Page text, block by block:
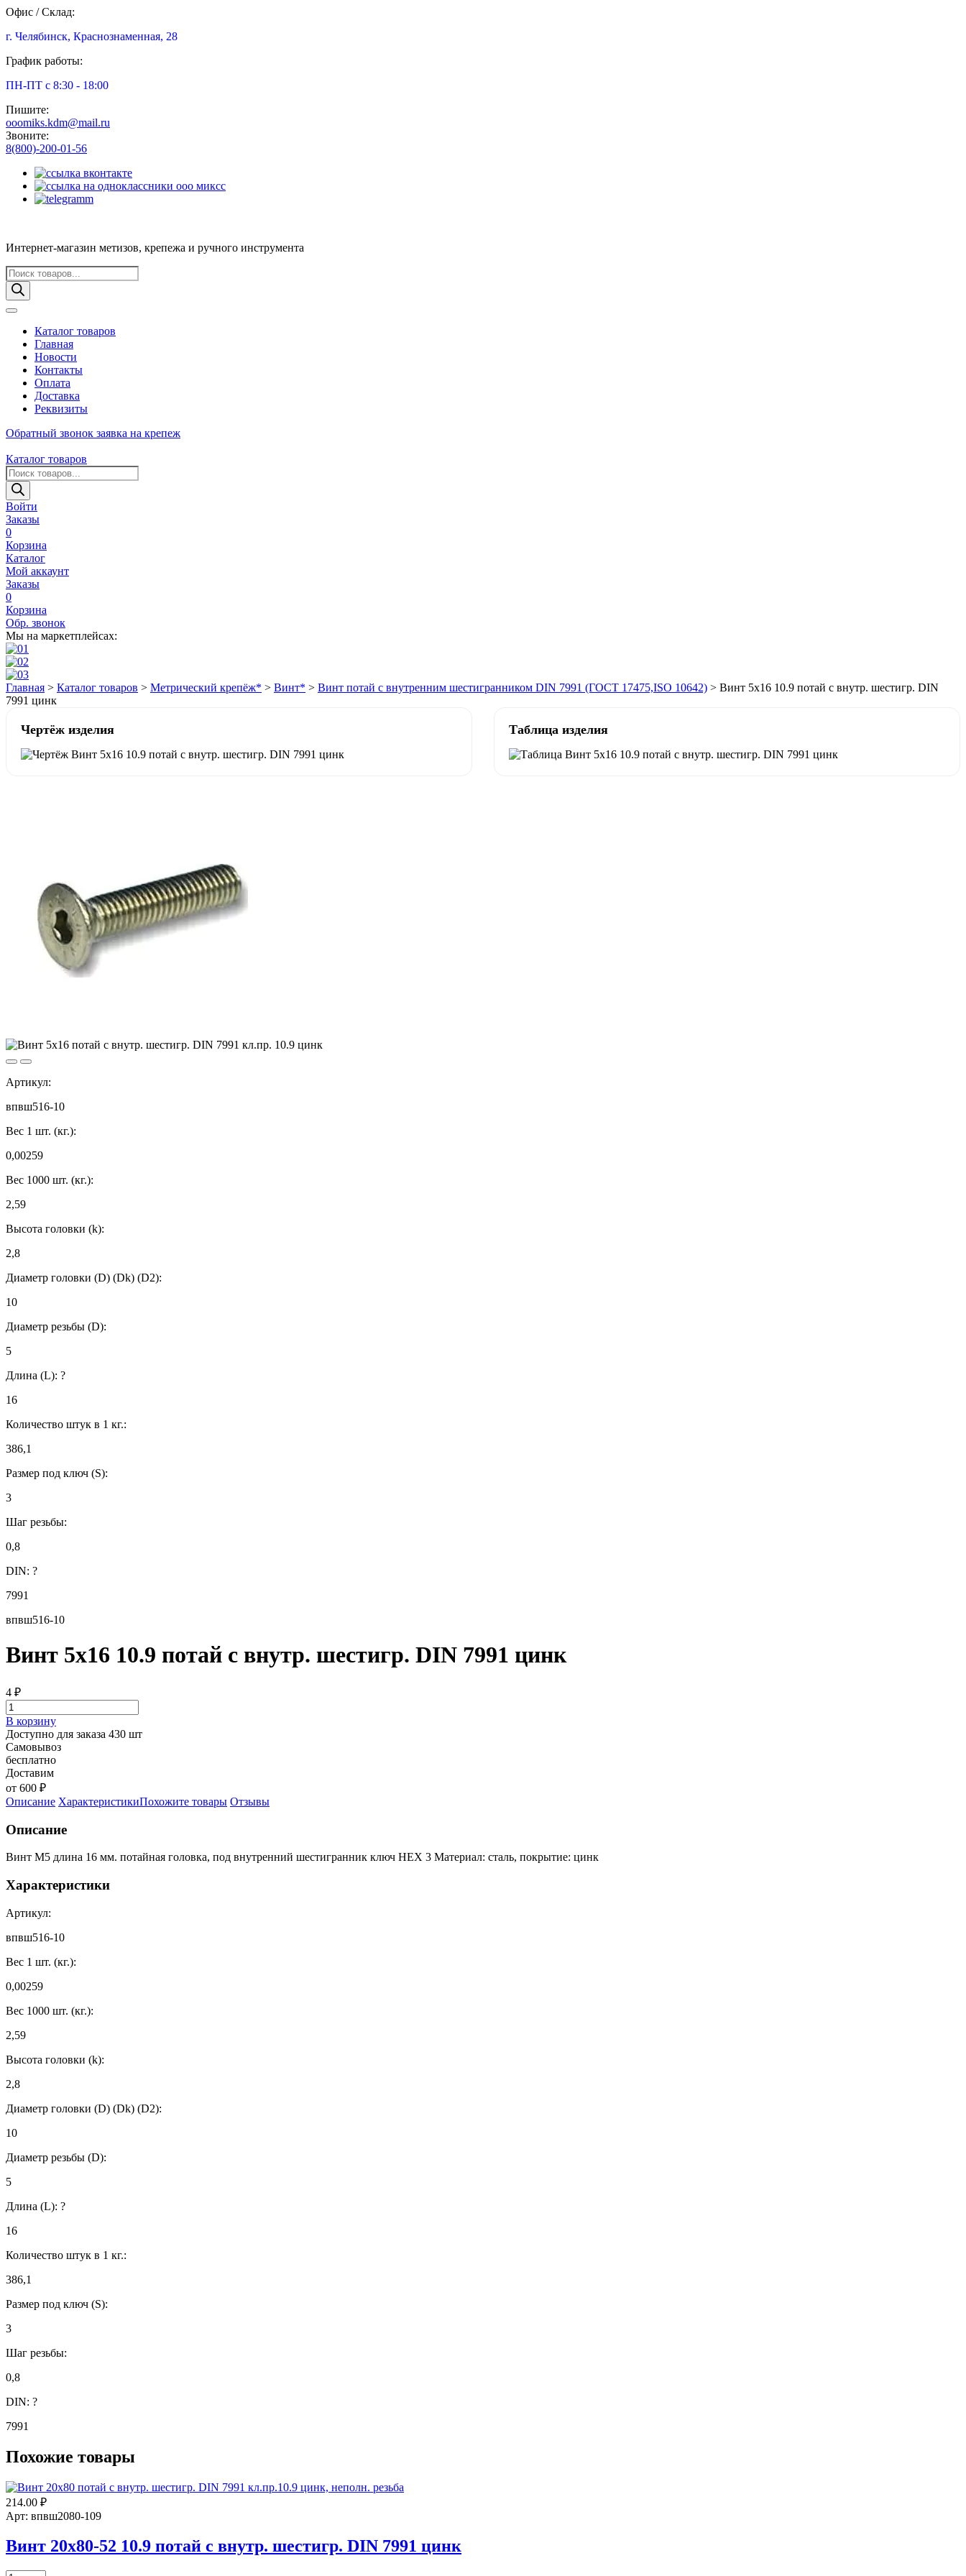
Офис / Склад:
г. Челябинск, Краснознаменная, 28
График работы:
ПН-ПТ с 8:30 - 18:00
Пишите:
ooomiks.kdm@mail.ru
Звоните:
8(800)-200-01-56
Интернет-магазин метизов, крепежа и ручного инструмента
Поиск
товаров
Каталог товаров
Главная
Новости
Контакты
Оплата
Доставка
Реквизиты
Обратный звонок заявка на крепеж
Каталог товаров
Поиск
товаров
Войти
Заказы
0
Корзина
Каталог
Мой аккаунт
Заказы
0
Корзина
Обр. звонок
Мы на маркетплейсах:
Главная > Каталог товаров > Метрический крепёж* > Винт* > Винт потай с внутренним шестигранником DIN 7991 (ГОСТ 17475,ISO 10642) > Винт 5х16 10.9 потай с внутр. шестигр. DIN
7991 цинк
Чертёж изделия Таблица изделия
Артикул:
впвш516-10
Вес 1 шт. (кг.):
0,00259
Вес 1000 шт. (кг.):
2,59
Высота головки (k):
2,8
Диаметр головки (D) (Dk) (D2):
10
Диаметр резьбы (D):
5
Длина (L): ?
16
Количество штук в 1 кг.:
386,1
Размер под ключ (S):
3
Шаг резьбы:
0,8
DIN: ?
7991
впвш516-10
Винт 5х16 10.9 потай с внутр. шестигр. DIN 7991 цинк
4 ₽
В корзину
Доступно для заказа 430 шт
Самовывоз
бесплатно
Доставим
от 600 ₽
Описание ХарактеристикиПохожите товары Отзывы
Описание
Винт М5 длина 16 мм. потайная головка, под внутренний шестигранник ключ HEX 3 Материал: сталь, покрытие: цинк
Характеристики
Артикул:
впвш516-10
Вес 1 шт. (кг.):
0,00259
Вес 1000 шт. (кг.):
2,59
Высота головки (k):
2,8
Диаметр головки (D) (Dk) (D2):
10
Диаметр резьбы (D):
5
Длина (L): ?
16
Количество штук в 1 кг.:
386,1
Размер под ключ (S):
3
Шаг резьбы:
0,8
DIN: ?
7991
Похожие товары
214.00 ₽
Арт: впвш2080-109
Винт 20х80-52 10.9 потай с внутр. шестигр. DIN 7991 цинк